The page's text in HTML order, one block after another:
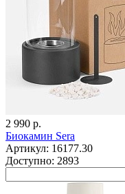
2 990 р.
Биокамин Sera
Артикул: 16177.30
Доступно: 2893